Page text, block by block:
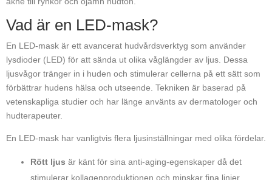
Vad är en LED-mask?
En LED-mask är ett avancerat hudvårdsverktyg som använder
lysdioder (LED) för att sända ut olika våglängder av ljus. Dessa
ljusvågor tränger in i huden och stimulerar cellerna på ett sätt som
förbättrar hudens hälsa och utseende. Tekniken är baserad på
vetenskapliga studier och har länge använts av dermatologer och
hudterapeuter.
En LED-mask har vanligtvis flera ljusinställningar med olika fördelar.
Rött ljus är känt för sina anti-aging-egenskaper då det
stimulerar kollagenproduktionen och minskar fina linjer.